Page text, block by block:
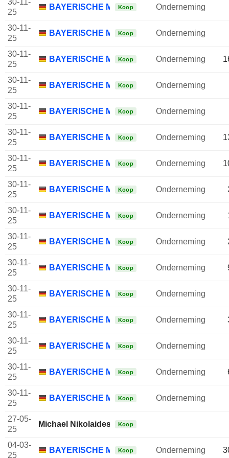
30-11-
25
BAYERISCHE MOTOREN WERKE AG
Koop Onderneming
30-11-
25
BAYERISCHE MOTOREN WERKE AG
Koop Onderneming
30-11-
25
BAYERISCHE MOTOREN WERKE AG
Koop Onderneming
30-11-
25
BAYERISCHE MOTOREN WERKE AG
Koop Onderneming
30-11-
25
BAYERISCHE MOTOREN WERKE AG
Koop Onderneming
30-11-
25
BAYERISCHE MOTOREN WERKE AG
Koop Onderneming
30-11-
25
BAYERISCHE MOTOREN WERKE AG
Koop Onderneming
30-11-
25
BAYERISCHE MOTOREN WERKE AG
Koop Onderneming
30-11-
25
BAYERISCHE MOTOREN WERKE AG
Koop Onderneming
30-11-
25
BAYERISCHE MOTOREN WERKE AG
Koop Onderneming
30-11-
25
BAYERISCHE MOTOREN WERKE AG
Koop Onderneming
30-11-
25
BAYERISCHE MOTOREN WERKE AG
Koop Onderneming
30-11-
25
BAYERISCHE MOTOREN WERKE AG
Koop Onderneming
30-11-
25
BAYERISCHE MOTOREN WERKE AG
Koop Onderneming
30-11-
25
BAYERISCHE MOTOREN WERKE AG
Koop Onderneming
30-11-
25
BAYERISCHE MOTOREN WERKE AG
Koop Onderneming
27-05-
25
Michael Nikolaides Koop
04-03-
25
BAYERISCHE MOTOREN WERKE AG
Koop Onderneming